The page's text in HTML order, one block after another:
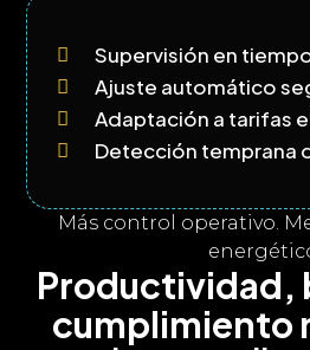
 Supervisión en
 Ajuste automático
 Adaptación a tarifas
 Detección temprana
Más control operativo.
Productividad,
cumplimiento